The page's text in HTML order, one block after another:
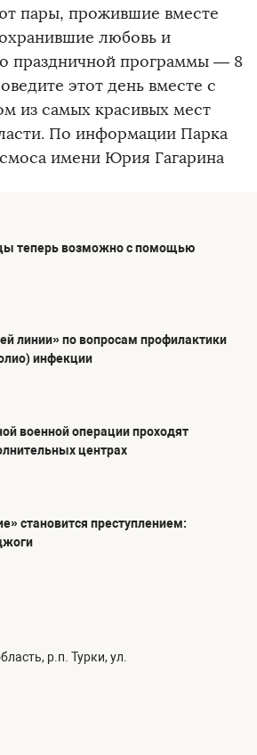
пары, прожившие вместе
любовь и
праздничной программы — 8
этот день вместе с
из самых красивых мест
По информации Парка
имени Юрия Гагарина
теперь возможно с помощью
линии» по вопросам профилактики
инфекции
военной операции проходят
центрах
становится преступлением:
р.п. Турки, ул.